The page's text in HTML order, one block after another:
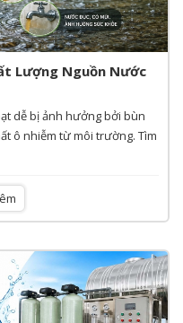
Lượng Nguồn Nước
dễ bị ảnh hưởng bởi bùn
ô nhiễm từ môi trường. Tìm